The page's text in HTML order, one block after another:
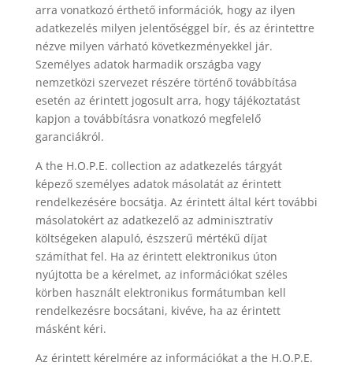
arra vonatkozó érthető információk, hogy az ilyen
adatkezelés milyen jelentőséggel bír, és az érintettre
nézve milyen várható következményekkel jár.
Személyes adatok harmadik országba vagy
nemzetközi szervezet részére történő továbbítása
esetén az érintett jogosult arra, hogy tájékoztatást
kapjon a továbbításra vonatkozó megfelelő
garanciákról.
A the H.O.P.E. collection az adatkezelés tárgyát
képező személyes adatok másolatát az érintett
rendelkezésére bocsátja. Az érintett által kért további
másolatokért az adatkezelő az adminisztratív
költségeken alapuló, észszerű mértékű díjat
számíthat fel. Ha az érintett elektronikus úton
nyújtotta be a kérelmet, az információkat széles
körben használt elektronikus formátumban kell
rendelkezésre bocsátani, kivéve, ha az érintett
másként kéri.
Az érintett kérelmére az információkat a the H.O.P.E.